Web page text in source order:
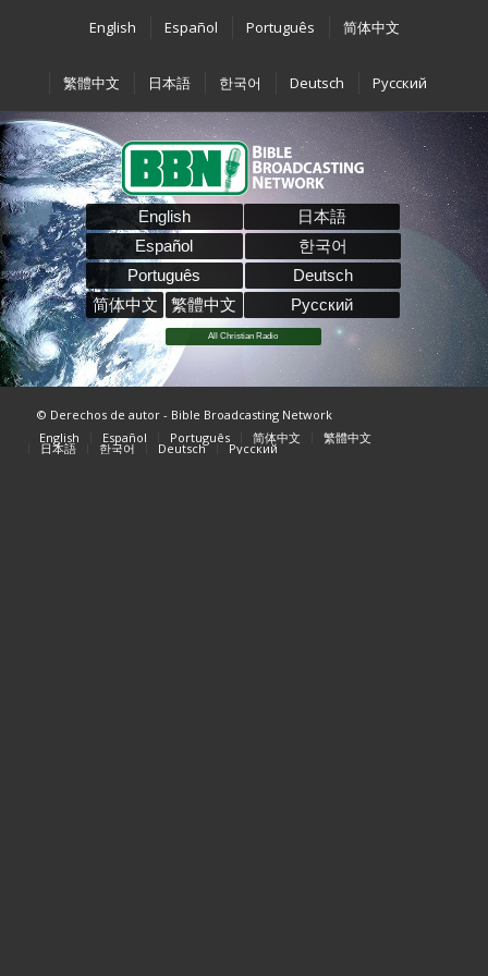
English Español Português 简体中文
繁體中文 日本語 한국어 Deutsch Pусский
English
Español
Português
简体中文
繁體中文
日本語
한국어
Deutsch
Pусский
All Christian Radio
© Derechos de autor - Bible Broadcasting Network
English
Español Português 简体中文 繁體中文
日本語 한국어 Deutsch Pусский